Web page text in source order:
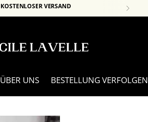
KOSTENLOSER VERSAND
ÜBER UNS BESTELLUNG VERFOLGEN